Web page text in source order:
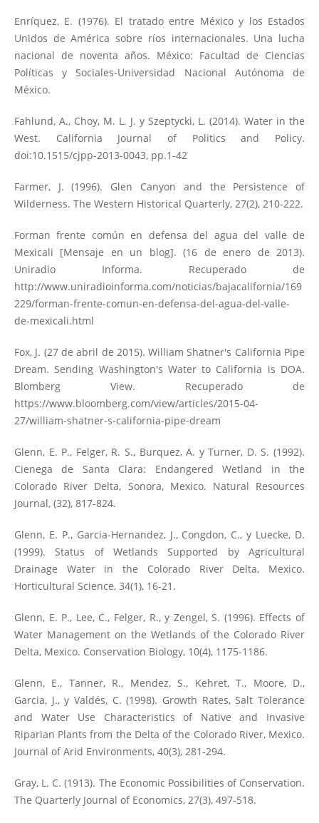
Enríquez, E. (1976). El tratado entre México y los Estados
Unidos de América sobre ríos internacionales. Una lucha
nacional de noventa años. México: Facultad de Ciencias
Políticas y Sociales-Universidad Nacional Autónoma de
México.
Fahlund, A., Choy, M. L. J. y Szeptycki, L. (2014). Water in the
West. California Journal of Politics and Policy.
doi:10.1515/cjpp-2013-0043, pp.1-42
Farmer, J. (1996). Glen Canyon and the Persistence of
Wilderness. The Western Historical Quarterly, 27(2), 210-222.
Forman frente común en defensa del agua del valle de
Mexicali [Mensaje en un blog]. (16 de enero de 2013).
Uniradio Informa. Recuperado de
http://www.uniradioinforma.com/noticias/bajacalifornia/169
229/forman-frente-comun-en-defensa-del-agua-del-valle-
de-mexicali.html
Fox, J. (27 de abril de 2015). William Shatner's California Pipe
Dream. Sending Washington's Water to California is DOA.
Blomberg View. Recuperado de
https://www.bloomberg.com/view/articles/2015-04-
27/william-shatner-s-california-pipe-dream
Glenn, E. P., Felger, R. S., Burquez, A. y Turner, D. S. (1992).
Cienega de Santa Clara: Endangered Wetland in the
Colorado River Delta, Sonora, Mexico. Natural Resources
Journal, (32), 817-824.
Glenn, E. P., Garcia-Hernandez, J., Congdon, C., y Luecke, D.
(1999). Status of Wetlands Supported by Agricultural
Drainage Water in the Colorado River Delta, Mexico.
Horticultural Science, 34(1), 16-21.
Glenn, E. P., Lee, C., Felger, R., y Zengel, S. (1996). Effects of
Water Management on the Wetlands of the Colorado River
Delta, Mexico. Conservation Biology, 10(4), 1175-1186.
Glenn, E., Tanner, R., Mendez, S., Kehret, T., Moore, D.,
Garcia, J., y Valdés, C. (1998). Growth Rates, Salt Tolerance
and Water Use Characteristics of Native and Invasive
Riparian Plants from the Delta of the Colorado River, Mexico.
Journal of Arid Environments, 40(3), 281-294.
Gray, L. C. (1913). The Economic Possibilities of Conservation.
The Quarterly Journal of Economics, 27(3), 497-518.